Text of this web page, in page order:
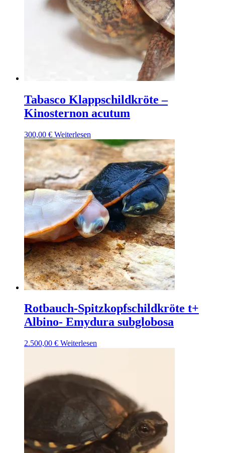
Tabasco Klappschildkröte –
Kinosternon acutum
300,00 € Weiterlesen
Rotbauch-Spitzkopfschildkröte t+
Albino- Emydura subglobosa
2.500,00 € Weiterlesen